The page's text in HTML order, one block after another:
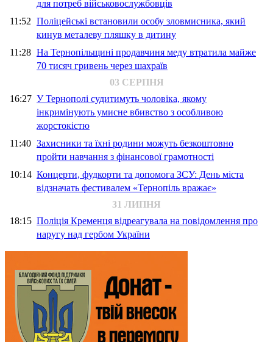
для потреб військовослужбовців
11:52 Поліцейські встановили особу зловмисника, який
кинув металеву пляшку в дитину
11:28 На Тернопільщині продавчиня меду втратила майже
70 тисяч гривень через шахраїв
03 СЕРПНЯ
16:27 У Тернополі судитимуть чоловіка, якому
інкримінують умисне вбивство з особливою
жорстокістю
11:40 Захисники та їхні родини можуть безкоштовно
пройти навчання з фінансової грамотності
10:14 Концерти, фудкорти та допомога ЗСУ: День міста
відзначать фестивалем «Тернопіль вражає»
31 ЛИПНЯ
18:15 Поліція Кременця відреагувала на повідомлення про
наругу над гербом України